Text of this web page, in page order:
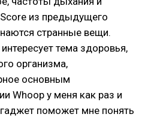
из предыдущего
странные вещи.
тема здоровья,
организма,
основным
Whoop у меня как раз и
поможет мне понять